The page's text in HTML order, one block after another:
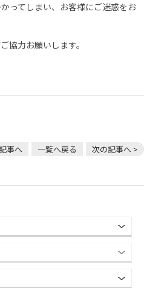
ってしまい、お客様にご迷惑をお
協力お願いします。
事へ 一覧へ戻る 次の記事へ >